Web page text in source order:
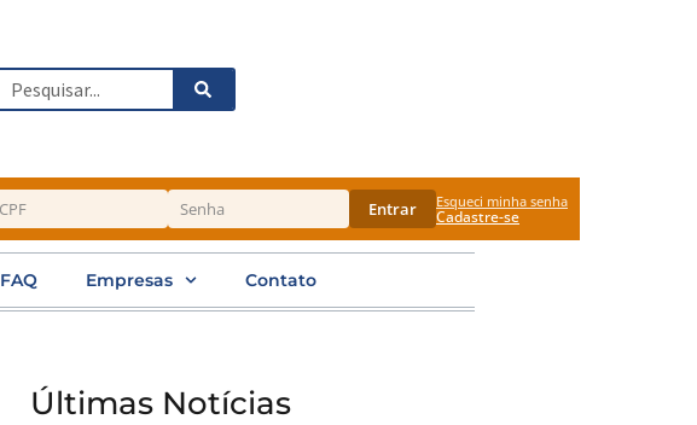
Search
Entrar Esqueci minha senha
Cadastre-se
FAQ Empresas Contato
Últimas Notícias